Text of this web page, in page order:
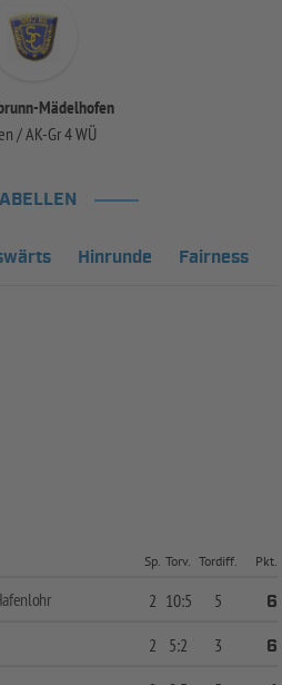
Mädelhofen
/ AK-Gr 4 WÜ
Hinrunde Fairness
Sp. Torv. Tordiff. Pkt.
2 10:5 5
6
2 5:2 3
6